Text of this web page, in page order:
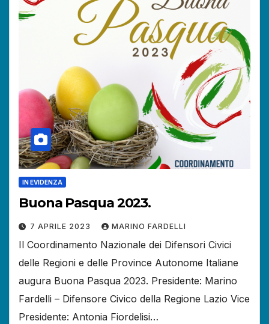
IN EVIDENZA
Buona Pasqua 2023.
7 APRILE 2023 MARINO FARDELLI
Il Coordinamento Nazionale dei Difensori Civici
delle Regioni e delle Province Autonome Italiane
augura Buona Pasqua 2023. Presidente: Marino
Fardelli – Difensore Civico della Regione Lazio Vice
Presidente: Antonia Fiordelisi…